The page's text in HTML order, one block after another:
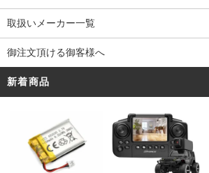
取扱いメーカー一覧
御注文頂ける御客様へ
新着商品